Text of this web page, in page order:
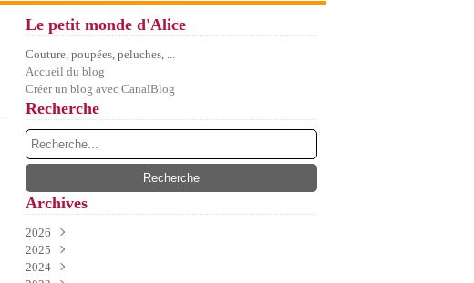
Le petit monde d'Alice
Couture, poupées, peluches, ...
Accueil du blog
Créer un blog avec CanalBlog
Recherche
Archives
2026
Juillet
Juin
2025
Décembre
2024